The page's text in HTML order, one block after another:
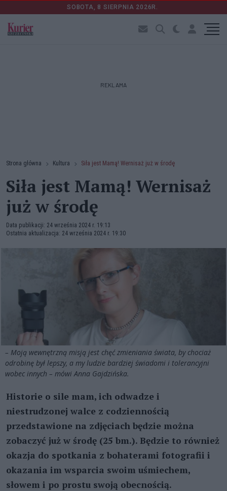
SOBOTA, 8 SIERPNIA 2026R.
REKLAMA
Strona główna Kultura Siła jest Mamą! Wernisaż już w środę
Siła jest Mamą! Wernisaż
już w środę
Data publikacji: 24 września 2024 r. 19:13
Ostatnia aktualizacja: 24 września 2024 r. 19:30
– Moją wewnętrzną misją jest chęć zmieniania świata, by chociaż
odrobinę był lepszy, a my ludzie bardziej świadomi i tolerancyjni
wobec innych – mówi Anna Gajdzińska.
Historie o sile mam, ich odwadze i
niestrudzonej walce z codziennością
przedstawione na zdjęciach będzie można
zobaczyć już w środę (25 bm.). Będzie to również
okazja do spotkania z bohaterami fotografii i
okazania im wsparcia swoim uśmiechem,
słowem i po prostu swoją obecnością.